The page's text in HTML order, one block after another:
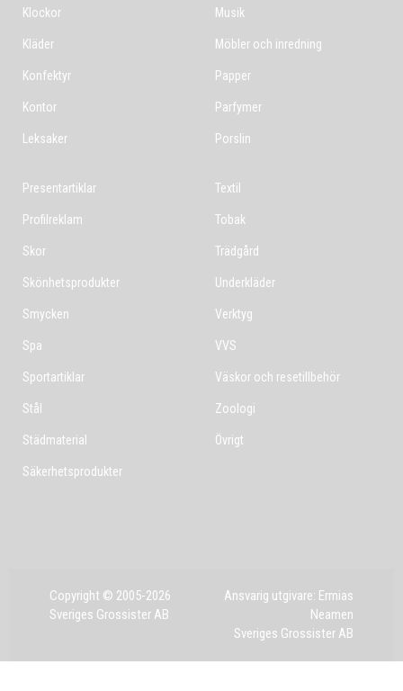
Klockor
Kläder
Konfektyr
Kontor
Leksaker
Musik
Möbler och inredning
Papper
Parfymer
Porslin
Presentartiklar
Profilreklam
Skor
Skönhetsprodukter
Smycken
Spa
Sportartiklar
Stål
Städmaterial
Säkerhetsprodukter
Textil
Tobak
Trädgård
Underkläder
Verktyg
VVS
Väskor och resetillbehör
Zoologi
Övrigt
Copyright © 2005-2026
Sveriges Grossister AB
Ansvarig utgivare: Ermias
Neamen
Sveriges Grossister AB